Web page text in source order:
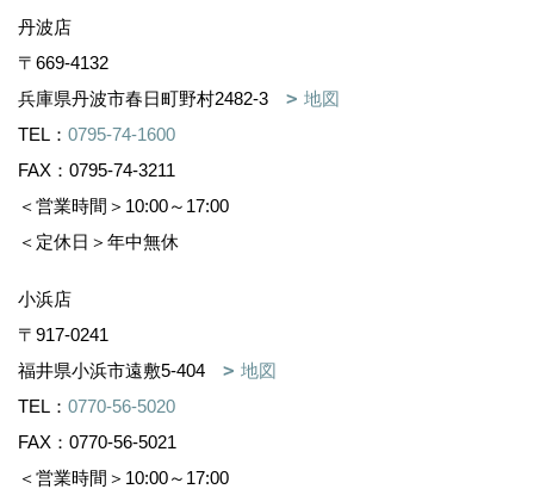
丹波店
〒669-4132
兵庫県丹波市春日町野村2482-3
地図
TEL： 0795-74-1600
FAX：0795-74-3211
＜営業時間＞10:00～17:00
＜定休日＞年中無休
小浜店
〒917-0241
福井県小浜市遠敷5-404
地図
TEL： 0770-56-5020
FAX：0770-56-5021
＜営業時間＞10:00～17:00